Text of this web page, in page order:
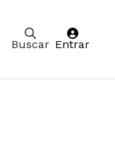
Buscar Entrar